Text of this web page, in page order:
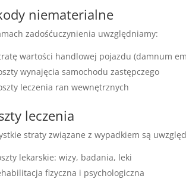
niematerialne
zadośćuczynienia uwzględniamy:
wartości handlowej pojazdu (damnum
wynajęcia samochodu zastępczego
leczenia ran wewnętrznych
leczenia
straty związane z wypadkiem są
lekarskie: wizy, badania, leki
fizyczna i psychologiczna